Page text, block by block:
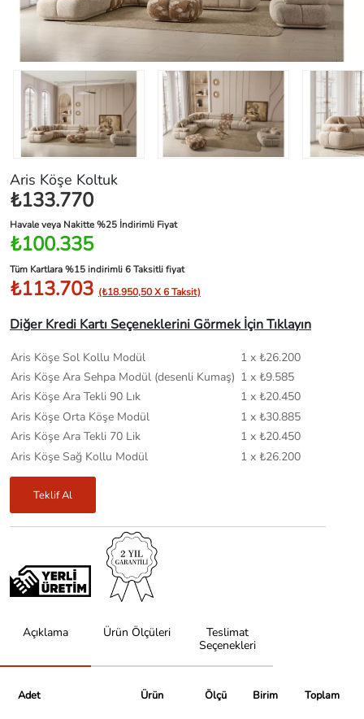
Aris Köşe Koltuk
₺133.770
Havale veya Nakitte %25 İndirimli Fiyat
₺100.335
Tüm Kartlara %15 indirimli 6 Taksitli fiyat
₺113.703 (₺18.950,50 X 6 Taksit)
Diğer Kredi Kartı Seçeneklerini Görmek İçin Tıklayın
Aris Köşe Sol Kollu Modül
1 x ₺26.200
Aris Köşe Ara Sehpa Modül (desenli Kumaş) 1 x ₺9.585
Aris Köşe Ara Tekli 90 Lık
1 x ₺20.450
Aris Köşe Orta Köşe Modül
1 x ₺30.885
Aris Köşe Ara Tekli 70 Lik
1 x ₺20.450
Aris Köşe Sağ Kollu Modül
1 x ₺26.200
Teklif Al
Açıklama Ürün Ölçüleri
Teslimat
Seçenekleri
Adet Ürün Ölçü Birim Toplam